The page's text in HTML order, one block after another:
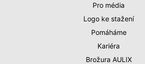
Pro média
Logo ke stažení
Pomáháme
Kariéra
Brožura AULIX